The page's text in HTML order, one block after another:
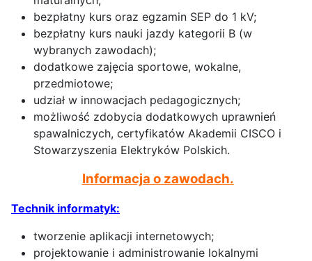
bezpłatny kurs oraz egzamin SEP do 1 kV;
bezpłatny kurs nauki jazdy kategorii B (w
wybranych zawodach);
dodatkowe zajęcia sportowe, wokalne,
przedmiotowe;
udział w innowacjach pedagogicznych;
możliwość zdobycia dodatkowych uprawnień
spawalniczych, certyfikatów Akademii CISCO i
Stowarzyszenia Elektryków Polskich.
Informacja o zawodach.
Technik informatyk:
tworzenie aplikacji internetowych;
projektowanie i administrowanie lokalnymi